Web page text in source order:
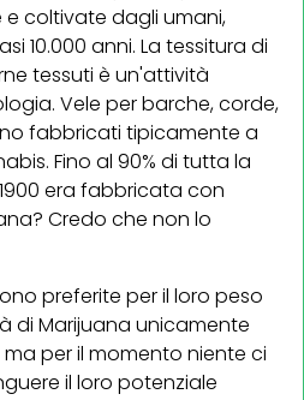
coltivate dagli umani,
10.000 anni. La tessitura di
tessuti è un'attività
Vele per barche, corde,
fabbricati tipicamente a
Fino al 90% di tutta la
era fabbricata con
Credo che non lo
preferite per il loro peso
di Marijuana unicamente
per il momento niente ci
il loro potenziale